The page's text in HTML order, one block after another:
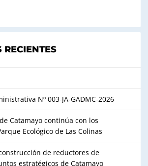
RECIENTES
Nº 003-JA-GADMC-2026
Catamayo continúa con los
Ecológico de Las Colinas
de reductores de
estratégicos de Catamayo